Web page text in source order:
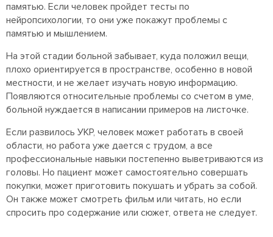
памятью. Если человек пройдет тесты по
нейропсихологии, то они уже покажут проблемы с
памятью и мышлением.
На этой стадии больной забывает, куда положил вещи,
плохо ориентируется в пространстве, особенно в новой
местности, и не желает изучать новую информацию.
Появляются относительные проблемы со счетом в уме,
больной нуждается в написании примеров на листочке.
Если развилось УКР, человек может работать в своей
области, но работа уже дается с трудом, а все
профессиональные навыки постепенно выветриваются из
головы. Но пациент может самостоятельно совершать
покупки, может приготовить покушать и убрать за собой.
Он также может смотреть фильм или читать, но если
спросить про содержание или сюжет, ответа не следует.